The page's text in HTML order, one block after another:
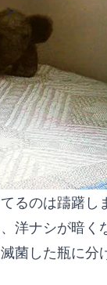
るのは躊躇し
洋ナシが暗く
菌した瓶に分